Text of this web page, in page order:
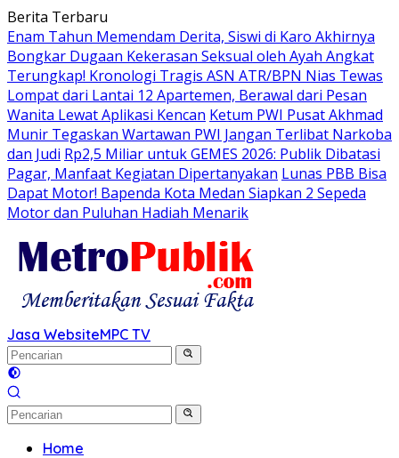
Langsung
ke
konten
Berita Terbaru
Enam Tahun Memendam Derita, Siswi di Karo Akhirnya
Bongkar Dugaan Kekerasan Seksual oleh Ayah Angkat
Terungkap! Kronologi Tragis ASN ATR/BPN Nias Tewas
Lompat dari Lantai 12 Apartemen, Berawal dari Pesan
Wanita Lewat Aplikasi Kencan Ketum PWI Pusat Akhmad
Munir Tegaskan Wartawan PWI Jangan Terlibat Narkoba
dan Judi Rp2,5 Miliar untuk GEMES 2026: Publik Dibatasi
Pagar, Manfaat Kegiatan Dipertanyakan Lunas PBB Bisa
Dapat Motor! Bapenda Kota Medan Siapkan 2 Sepeda
Motor dan Puluhan Hadiah Menarik
Jasa WebsiteMPC TV
Home